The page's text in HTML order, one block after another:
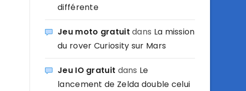
différente
Jeu moto gratuit dans La mission
du rover Curiosity sur Mars
Jeu IO gratuit dans Le
lancement de Zelda double celui